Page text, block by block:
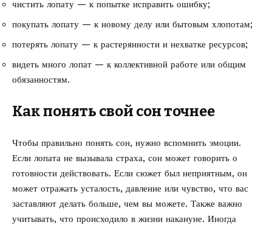
чистить лопату — к попытке исправить ошибку;
покупать лопату — к новому делу или бытовым хлопотам;
потерять лопату — к растерянности и нехватке ресурсов;
видеть много лопат — к коллективной работе или общим
обязанностям.
Как понять свой сон точнее
Чтобы правильно понять сон, нужно вспомнить эмоции.
Если лопата не вызывала страха, сон может говорить о
готовности действовать. Если сюжет был неприятным, он
может отражать усталость, давление или чувство, что вас
заставляют делать больше, чем вы можете. Также важно
учитывать, что происходило в жизни накануне. Иногда